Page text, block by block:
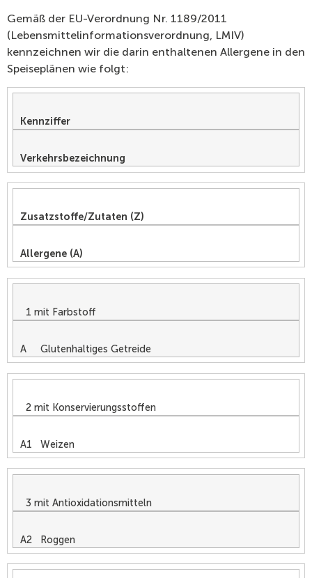
Gemäß der EU-Verordnung Nr. 1189/2011
(Lebensmittelinformationsverordnung, LMIV)
kennzeichnen wir die darin enthaltenen Allergene in den
Speiseplänen wie folgt:
Kennziffer
Verkehrsbezeichnung
Zusatzstoffe/Zutaten (Z)
Allergene (A)
1 mit Farbstoff
A Glutenhaltiges Getreide
2 mit Konservierungsstoffen
A1 Weizen
3 mit Antioxidationsmitteln
A2 Roggen